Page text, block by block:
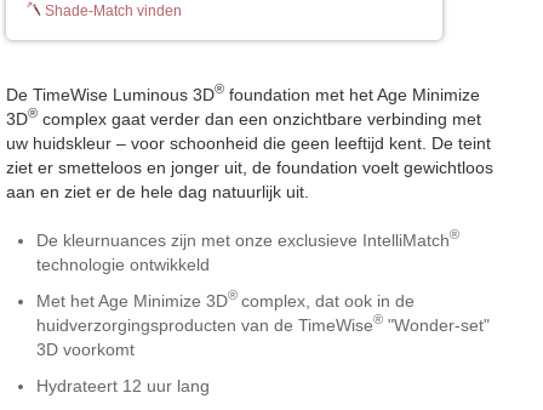
Shade-Match vinden
De TimeWise Luminous 3D® foundation met het Age Minimize
3D® complex gaat verder dan een onzichtbare verbinding met
uw huidskleur – voor schoonheid die geen leeftijd kent. De teint
ziet er smetteloos en jonger uit, de foundation voelt gewichtloos
aan en ziet er de hele dag natuurlijk uit.
De kleurnuances zijn met onze exclusieve IntelliMatch®
technologie ontwikkeld
Met het Age Minimize 3D® complex, dat ook in de
huidverzorgingsproducten van de TimeWise® "Wonder-set"
3D voorkomt
Hydrateert 12 uur lang